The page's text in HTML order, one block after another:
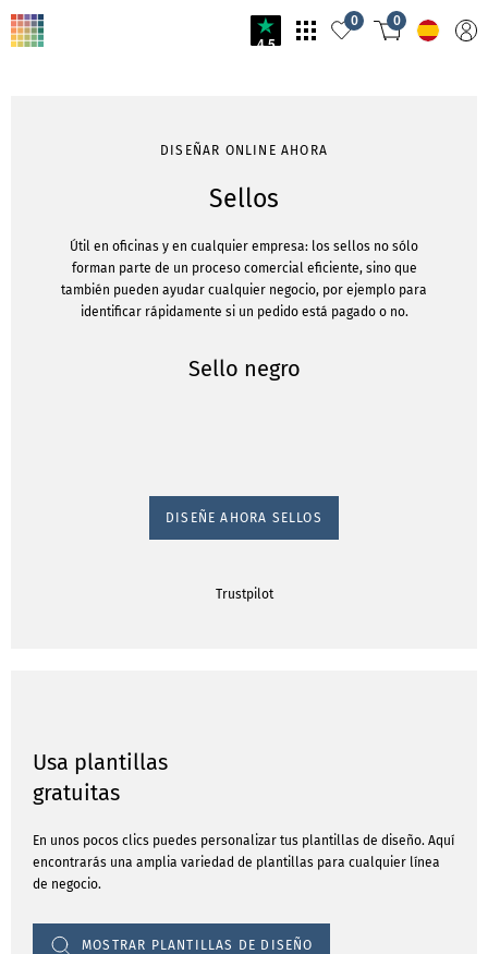
4.5
0 0
DISEÑAR ONLINE AHORA
Sellos
Útil en oficinas y en cualquier empresa: los sellos no sólo
forman parte de un proceso comercial eficiente, sino que
también pueden ayudar cualquier negocio, por ejemplo para
identificar rápidamente si un pedido está pagado o no.
Sello negro
DISEÑE AHORA SELLOS
Trustpilot
Usa plantillas
gratuitas
En unos pocos clics puedes personalizar tus plantillas de diseño. Aquí
encontrarás una amplia variedad de plantillas para cualquier línea
de negocio.
MOSTRAR PLANTILLAS DE DISEÑO